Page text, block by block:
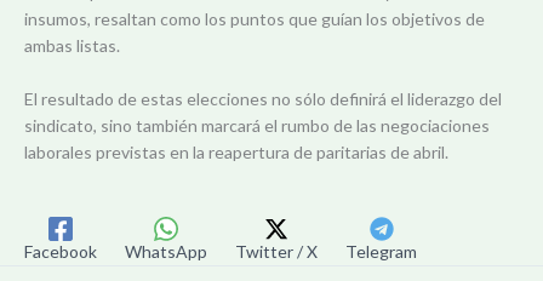
insumos, resaltan como los puntos que guían los objetivos de
ambas listas.
El resultado de estas elecciones no sólo definirá el liderazgo del
sindicato, sino también marcará el rumbo de las negociaciones
laborales previstas en la reapertura de paritarias de abril.
Facebook WhatsApp Twitter / X Telegram